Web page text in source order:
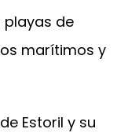
playas de
marítimos y
Estoril y su